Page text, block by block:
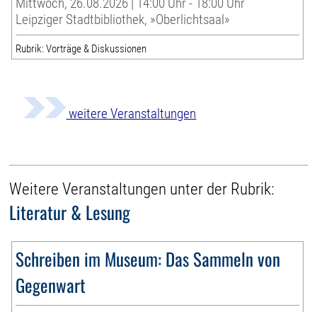
Leipziger Stadtbibliothek, »Oberlichtsaal»
Rubrik: Vorträge & Diskussionen
weitere Veranstaltungen
Weitere Veranstaltungen unter der Rubrik:
Literatur & Lesung
Schreiben im Museum: Das Sammeln von
Gegenwart